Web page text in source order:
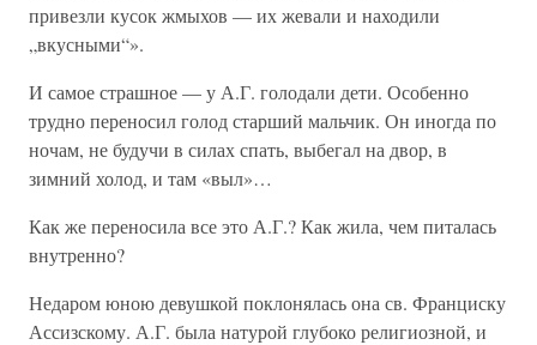
привезли кусок жмыхов — их жевали и находили
„вкусными“».
И самое страшное — у А.Г. голодали дети. Особенно
трудно переносил голод старший мальчик. Он иногда по
ночам, не будучи в силах спать, выбегал на двор, в
зимний холод, и там «выл»…
Как же переносила все это А.Г.? Как жила, чем питалась
внутренно?
Недаром юною девушкой поклонялась она св. Франциску
Ассизскому. А.Г. была натурой глубоко религиозной, и